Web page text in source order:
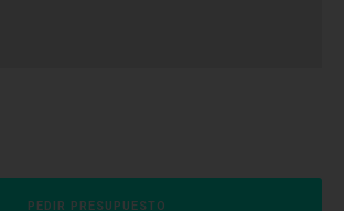
PEDIR PRESUPUESTO